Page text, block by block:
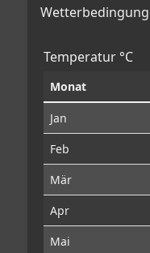
Temperatur °C
Monat
Jan
Feb
Mär
Apr
Mai